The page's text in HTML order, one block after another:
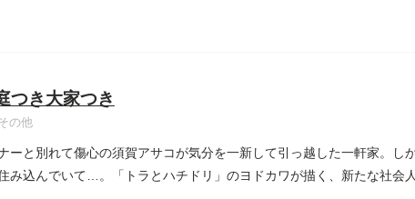
つき大家つき
の他
ーと別れて傷心の須賀アサコが気分を一新して引っ越した一軒家。し
み込んでいて…。「トラとハチドリ」のヨドカワが描く、新たな社会